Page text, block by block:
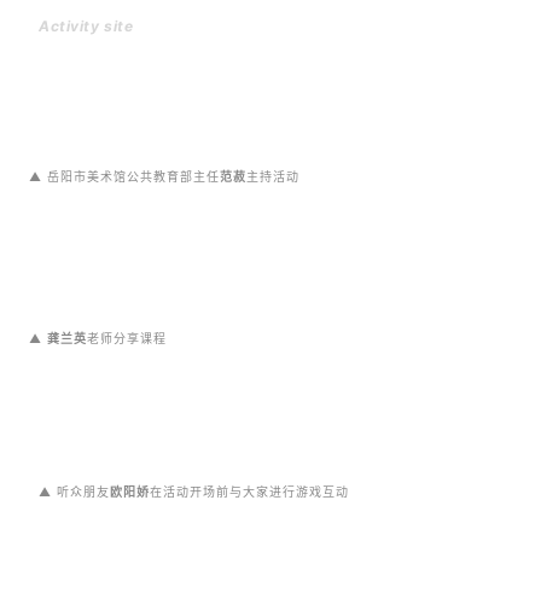
Activity site
▲ 岳阳市美术馆公共教育部主任范菽主持活动
▲龚兰英老师分享课程
▲听众朋友欧阳娇在活动开场前与大家进行游戏互动